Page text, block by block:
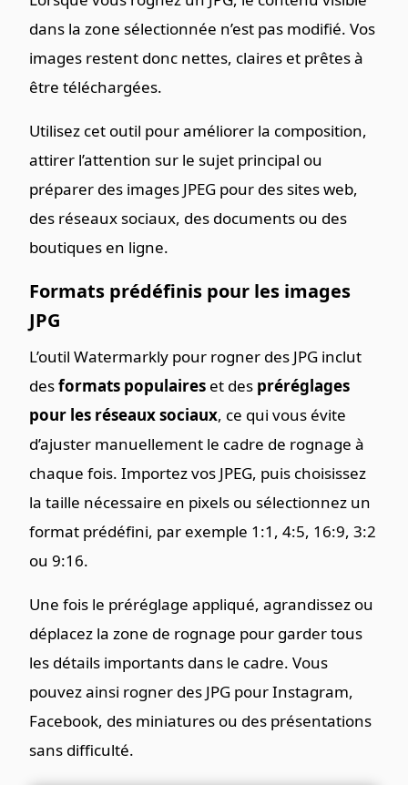
dans la zone sélectionnée n’est pas modifié. Vos
images restent donc nettes, claires et prêtes à
être téléchargées.
Utilisez cet outil pour améliorer la composition,
attirer l’attention sur le sujet principal ou
préparer des images JPEG pour des sites web,
des réseaux sociaux, des documents ou des
boutiques en ligne.
Formats prédéfinis pour les images
JPG
L’outil Watermarkly pour rogner des JPG inclut
desformats populaires et des préréglages
pour les réseaux sociaux, ce qui vous évite
d’ajuster manuellement le cadre de rognage à
chaque fois. Importez vos JPEG, puis choisissez
la taille nécessaire en pixels ou sélectionnez un
format prédéfini, par exemple 1:1, 4:5, 16:9, 3:2
ou 9:16.
Une fois le préréglage appliqué, agrandissez ou
déplacez la zone de rognage pour garder tous
les détails importants dans le cadre. Vous
pouvez ainsi rogner des JPG pour Instagram,
Facebook, des miniatures ou des présentations
sans difficulté.